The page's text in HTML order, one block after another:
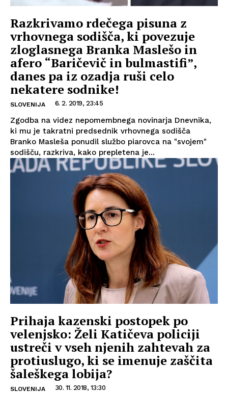
Razkrivamo rdečega pisuna z
vrhovnega sodišča, ki povezuje
zloglasnega Branka Maslešo in
afero “Baričevič in bulmastifi”,
danes pa iz ozadja ruši celo
nekatere sodnike!
SLOVENIJA 6. 2. 2019, 23:45
Zgodba na videz nepomembnega novinarja Dnevnika,
ki mu je takratni predsednik vrhovnega sodišča
Branko Masleša ponudil službo piarovca na "svojem"
sodišču, razkriva, kako prepletena je...
Prihaja kazenski postopek po
velenjsko: Želi Katičeva policiji
ustreči v vseh njenih zahtevah za
protiuslugo, ki se imenuje zaščita
šaleškega lobija?
SLOVENIJA 30. 11. 2018, 13:30